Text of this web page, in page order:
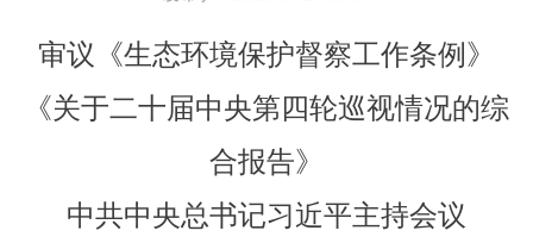
审议《生态环境保护督察工作条例》
《关于二十届中央第四轮巡视情况的综
合报告》
中共中央总书记习近平主持会议